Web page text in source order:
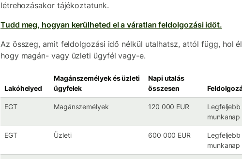
létrehozásakor tájékoztatunk.
Tudd meg, hogyan kerülheted el a váratlan feldolgozási időt.
Az összeg, amit feldolgozási idő nélkül utalhatsz, attól függ, hol
hogy magán- vagy üzleti ügyfél vagy-e.
Lakóhelyed
Magánszemélyek és üzleti
ügyfelek
Napi utalás
összesen
EGT Magánszemélyek 120 000 EUR
munkanap
EGT Üzleti 600 000 EUR
munkanap